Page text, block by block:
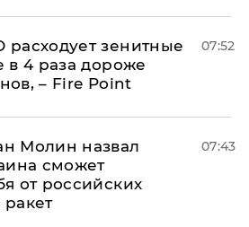
зенитные
в 4 раза дороже
– Fire Point
07:52
Молин назвал
сможет
от российских
ракет
07:43